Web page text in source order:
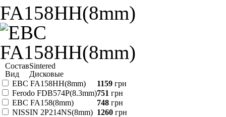
СоставSintered
Вид
Дисковые
EBC FA158HH(8mm)
1159 грн
Ferodo FDB574P(8.3mm)751 грн
EBC FA158(8mm)
748 грн
NISSIN 2P214NS(8mm) 1260 грн